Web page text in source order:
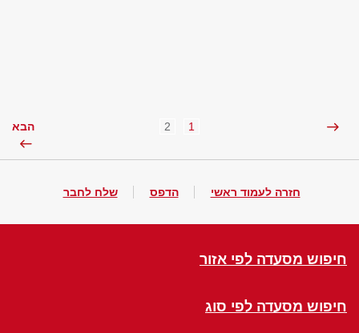
1
2 הבא
חזרה לעמוד ראשי הדפס שלח לחבר
חיפוש מסעדה לפי אזור
חיפוש מסעדה לפי סוג